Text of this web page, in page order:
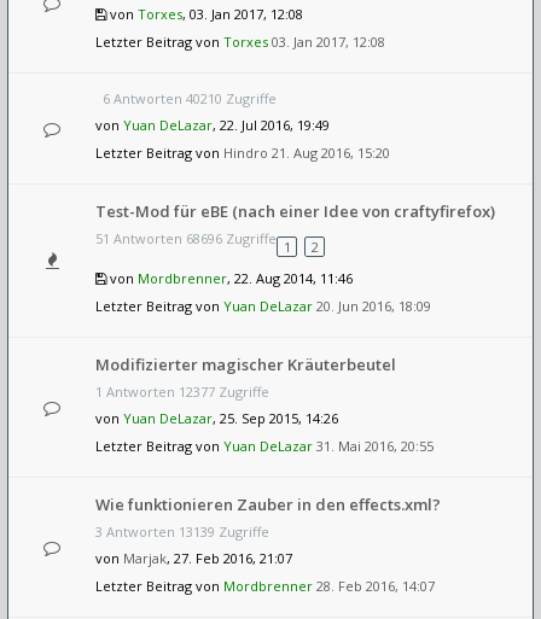
von Torxes, 03. Jan 2017, 12:08
Letzter Beitrag von Torxes 03. Jan 2017, 12:08
6 Antworten 40210 Zugriffe
von Yuan DeLazar, 22. Jul 2016, 19:49
Letzter Beitrag von Hindro 21. Aug 2016, 15:20
Test-Mod für eBE (nach einer Idee von craftyfirefox)
51 Antworten 68696 Zugriffe 1
2
von Mordbrenner, 22. Aug 2014, 11:46
Letzter Beitrag von Yuan DeLazar 20. Jun 2016, 18:09
Modifizierter magischer Kräuterbeutel
1 Antworten 12377 Zugriffe
von Yuan DeLazar, 25. Sep 2015, 14:26
Letzter Beitrag von Yuan DeLazar 31. Mai 2016, 20:55
Wie funktionieren Zauber in den effects.xml?
3 Antworten 13139 Zugriffe
von Marjak, 27. Feb 2016, 21:07
Letzter Beitrag von Mordbrenner 28. Feb 2016, 14:07